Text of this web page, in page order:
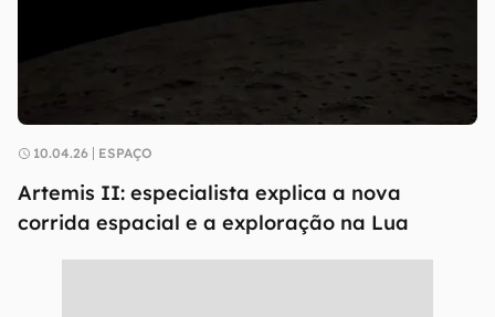
10.04.26 ESPAÇO
Artemis II: especialista explica a nova
corrida espacial e a exploração na Lua